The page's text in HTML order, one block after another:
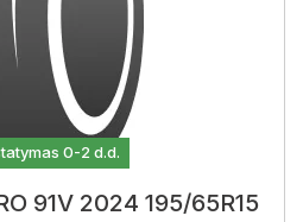
0-2 d.d.
91V 2024 195/65R15